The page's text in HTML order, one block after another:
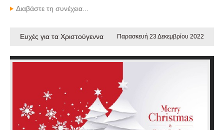
Διαβάστε τη συνέχεια...
Ευχές για τα Χριστούγεννα Παρασκευή 23 Δεκεμβρίου 2022